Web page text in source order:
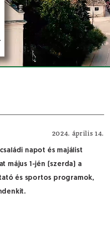
2024. április 14.
napot és majálist
május 1-jén (szerda) a
és sportos programok,